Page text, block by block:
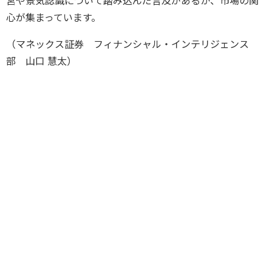
心が集まっています。
（マネックス証券 フィナンシャル・インテリジェンス
部 山口 慧太）